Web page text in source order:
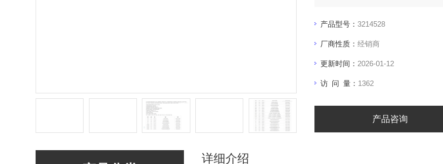
产品型号： 3214528
厂商性质： 经销商
更新时间： 2026-01-12
访 问 量： 1362
产品咨询
详细介绍